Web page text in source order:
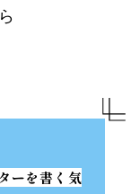
ーを書く気